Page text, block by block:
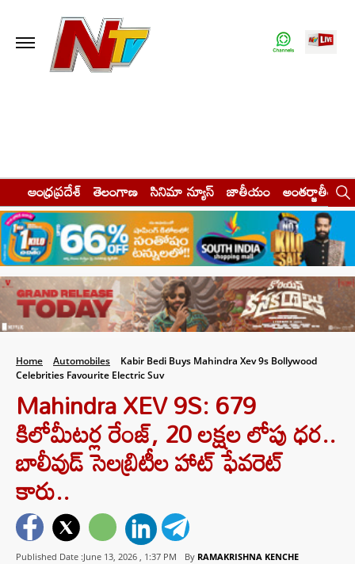
ఆంధ్రప్రదేశ్ తెలంగాణ సినిమా న్యూస్ జాతీయం అంతర్జాతీయం
Home Automobiles
Kabir Bedi Buys Mahindra Xev 9s Bollywood
Celebrities Favourite Electric Suv
Mahindra XEV 9S: 679
కిలోమీటర్ల రేంజ్, 20 లక్షల లోపు ధర..
బాలీవుడ్‌ సెలబ్రిటీల హాట్ ఫేవరెట్
కారు..
Published Date :June 13, 2026 , 1:37 PM By RAMAKRISHNA KENCHE